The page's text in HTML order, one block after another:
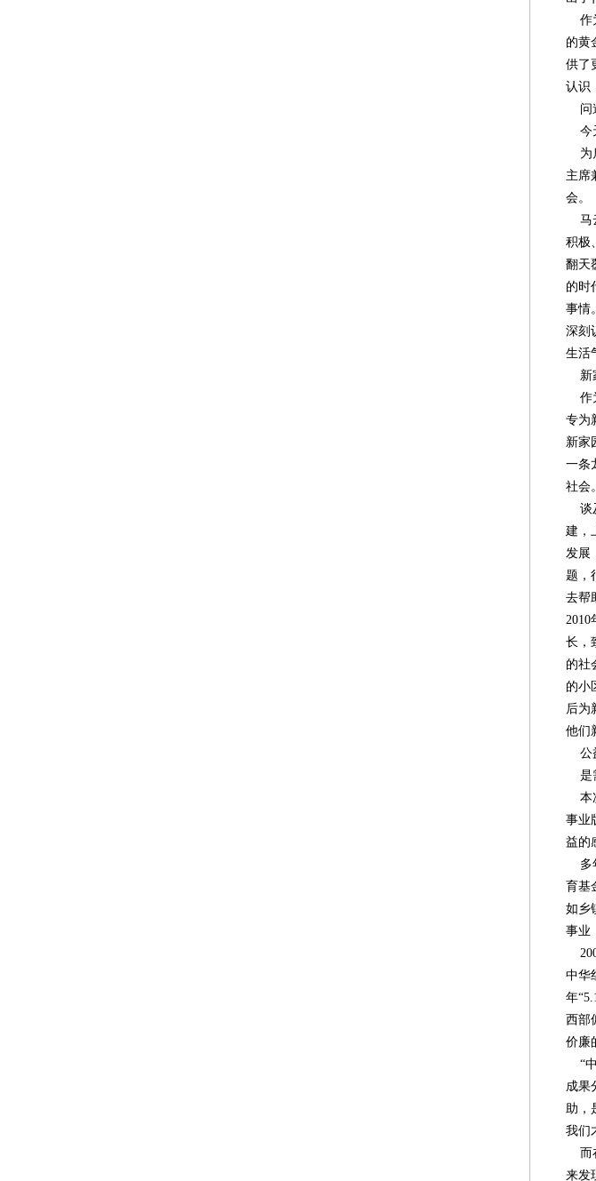
作
的黄
供了
认识
问
今
为
主席
会。
马
积极
翻天
的时
事情
深刻
生活
新
作
专为
新家
一条
社会。
谈
建，
发展
题，
去帮
2010
长，
的社
的小
后为
他们
公
是
本
事业
益的
多
育基
如乡
事业
中华
年
西部
价廉
“中
成果
助，
我们
而
来发